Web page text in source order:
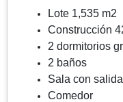
Lote 1,535 m2
Construcción
2 dormitorios
2 baños
Sala con
Comedor